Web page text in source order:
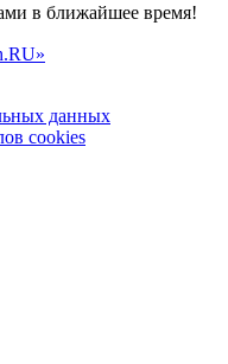
в ближайшее время!
данных
cookies